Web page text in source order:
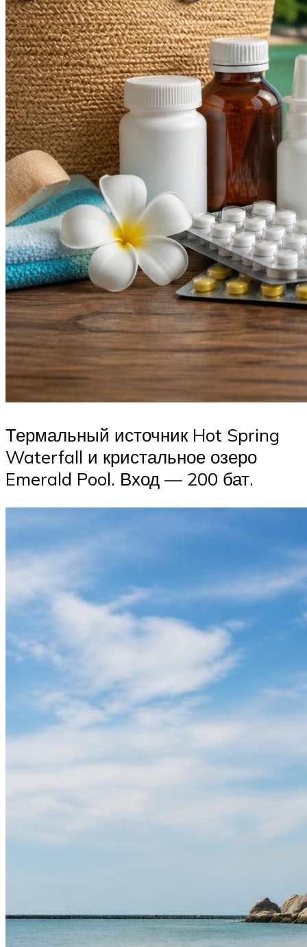
Термальный источник Hot Spring
Waterfall и кристальное озеро
Emerald Pool. Вход — 200 бат.